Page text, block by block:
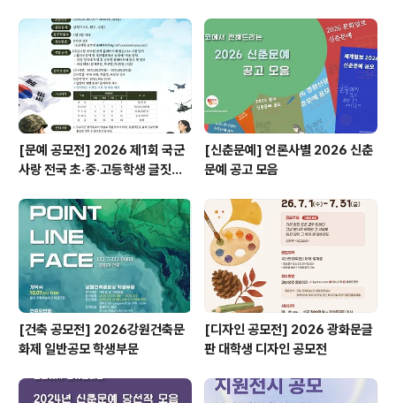
[문예 공모전] 2026 제1회 국군
사랑 전국 초·중·고등학생 글짓기
[신춘문예] 언론사별 2026 신춘
문예 공고 모음
[건축 공모전] 2026강원건축문
화제 일반공모 학생부문
[디자인 공모전] 2026 광화문글
판 대학생 디자인 공모전